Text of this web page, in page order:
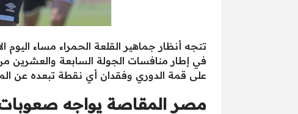
تتجه أنظار جماهير القلعة الحمراء مساء
في إطار منافسات الجولة السابعة والعشرين من
على قمة الدوري وفقدان أي نقطة تبعده عن
مصر المقاصة يواجه